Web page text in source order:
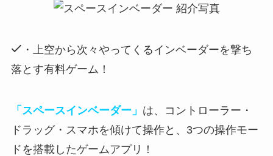
・上空から次々やってくるインベーダーを撃ち
落とす有料ゲーム！
「スペースインベーダー」 は、コントローラー・
ドラッグ・スマホを傾けて操作と、3つの操作モー
ドを搭載したゲームアプリ！